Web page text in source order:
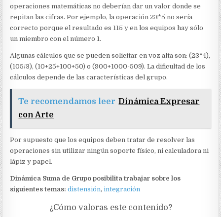
operaciones matemáticas no deberían dar un valor donde se
repitan las cifras. Por ejemplo, la operación 23*5 no sería
correcto porque el resultado es 115 y en los equipos hay sólo
un miembro con el número 1.
Algunas cálculos que se pueden solicitar en voz alta son: (23*4),
(105/3), (10+25+100+50) o (900+1000-509). La dificultad de los
cálculos depende de las características del grupo.
Te recomendamos leer Dinámica Expresar
con Arte
Por supuesto que los equipos deben tratar de resolver las
operaciones sin utilizar ningún soporte físico, ni calculadora ni
lápiz y papel.
Dinámica Suma de Grupo posibilita trabajar sobre los
siguientes temas:distensión,integración
¿Cómo valoras este contenido?